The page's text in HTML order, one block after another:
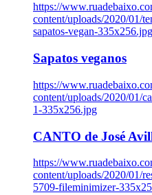
https://
content/uploads/2020/01/
sapatos-vegan-335x256.jpg
Sapatos veganos
https://
content/uploads/2020/01/
1-335x256.jpg
CANTO de José
https://
content/uploads/2020/01/
5709-fileminimizer-